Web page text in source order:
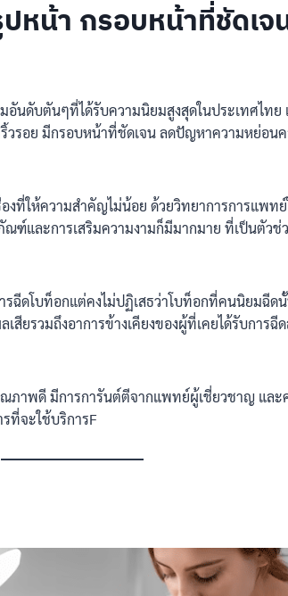
หน้า กรอบหน้าที่ชัดเจ
นดับตันๆที่ได้รับความนิยมสูงสุดในประเทศไทย
วรอย มีกรอบหน้าที่ชัดเจน ลดปัญหาความหย่อน
องที่ให้ความสำคัญไม่น้อย ด้วยวิทยาการการแพท
ฑ์และการเสริมความงามก็มีมากมาย ที่เป็นตัวช่
ฉีดโบท็อกแต่คงไม่ปฏิเสธว่าโบท็อกที่คนนิยมฉีด
สียรวมถึงอาการข้างเคียงของผู้ที่เคยได้รับการฉี
ภาพดี มีการการันต์ตีจากแพทย์ผู้เชี่ยวชาญ และ
ที่จะใช้บริการF